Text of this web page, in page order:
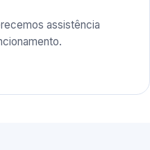
assistência